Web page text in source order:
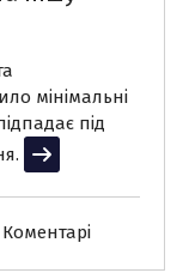
мінімальні
під
Читати далі